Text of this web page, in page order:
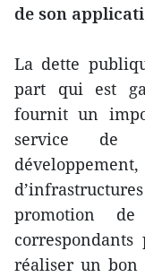
de son
La dette
part qui est
fournit un
service de
promotion
réaliser un bon